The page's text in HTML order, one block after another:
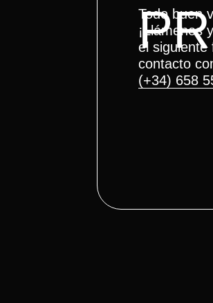
Todo buen
¡Llámenos
el siguiente
contacto
(+34) 658